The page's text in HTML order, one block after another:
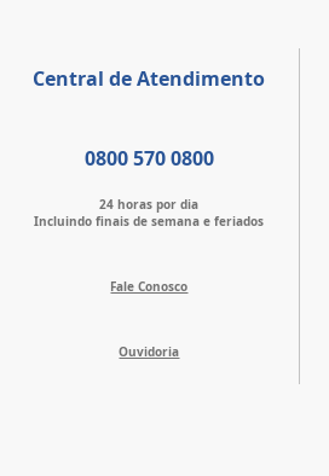
Central de Atendimento
0800 570 0800
24 horas por dia
Incluindo finais de semana e feriados
Fale Conosco
Ouvidoria